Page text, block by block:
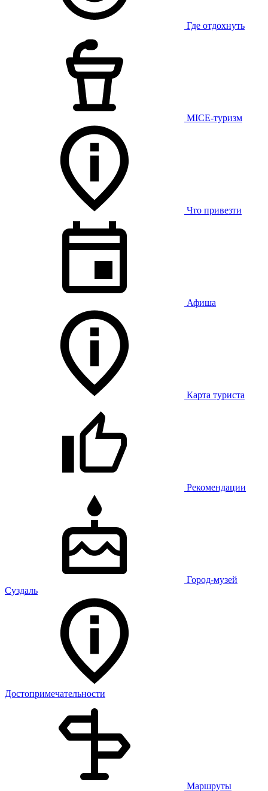
Где отдохнуть
MICE-туризм
Что привезти
Афиша
Карта туриста
Рекомендации
Город-музей
Суздаль
Достопримечательности
Маршруты